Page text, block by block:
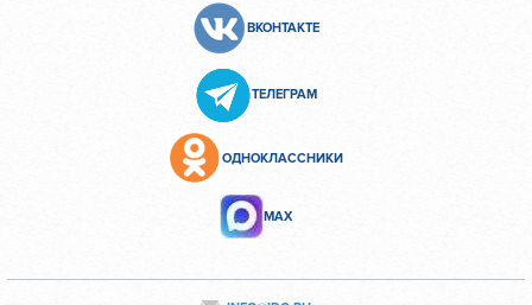
ВКОНТАКТЕ
ТЕЛЕГРАМ
ОДНОКЛАССНИКИ
МАХ